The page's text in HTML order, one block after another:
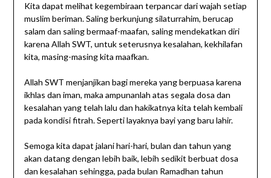
Kita dapat melihat kegembiraan terpancar dari wajah setiap
muslim beriman. Saling berkunjung silaturrahim, berucap
salam dan saling bermaaf-maafan, saling mendekatkan diri
karena Allah SWT, untuk seterusnya kesalahan, kekhilafan
kita, masing-masing kita maafkan.
Allah SWT menjanjikan bagi mereka yang berpuasa karena
ikhlas dan iman, maka ampunanlah atas segala dosa dan
kesalahan yang telah lalu dan hakikatnya kita telah kembali
pada kondisi fitrah. Seperti layaknya bayi yang baru lahir.
Semoga kita dapat jalani hari-hari, bulan dan tahun yang
akan datang dengan lebih baik, lebih sedikit berbuat dosa
dan kesalahan sehingga, pada bulan Ramadhan tahun